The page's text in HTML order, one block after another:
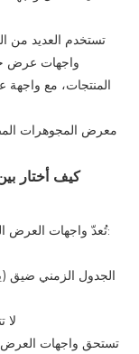
تستخدم العديد من
واجهات عرض
المنتجات، مع
كيف أختار
تُعدّ واجهات العرض القياسية (المعروضة في الكتالوجات) مناسبة عندما:
الجدول الزمني ضيق
لا
تستحق واجهات العرض